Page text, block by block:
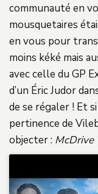
communauté en
mousquetaires
en vous pour
moins kéké mais
avec celle du GP
d’un Éric Judor
de se régaler ! Et
pertinence de
objecter : McDrive